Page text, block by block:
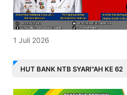
1 Juli 2026
HUT BANK NTB SYARI"AH KE 62